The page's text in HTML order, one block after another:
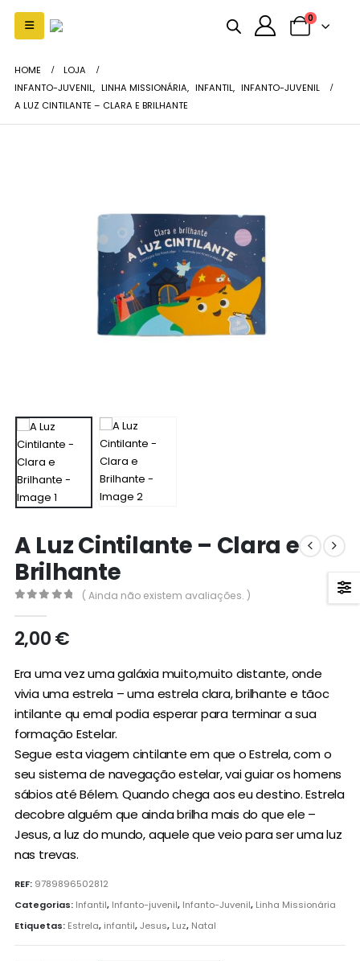
0
HOME
LOJA
INFANTO-JUVENIL, LINHA MISSIONÁRIA, INFANTIL, INFANTO-JUVENIL
A LUZ CINTILANTE – CLARA E BRILHANTE
A Luz Cintilante – Clara e
Brilhante
( Ainda não existem avaliações. )
2,00€
Era uma vez uma galáxia muito,muito distante, onde
vivia uma estrela – uma estrela clara, brilhante e tãoc
intilante qu emal podia esperar para terminar a sua
formação Estelar.
Segue esta viagem cintilante em que o Estrela, com o
seu sistema de navegação estelar, vai guiar os homens
sábios até Bélem. Quando chega aos eu destino. Estrela
decobre alguém que ainda brilha mais do que ele –
Jesus, a luz do mundo, aquele que veio para ser uma luz
nas trevas.
REF: 9789896502812
Categorias: Infantil, Infanto-juvenil, Infanto-Juvenil, Linha Missionária
Etiquetas: Estrela, infantil,Jesus, Luz, Natal